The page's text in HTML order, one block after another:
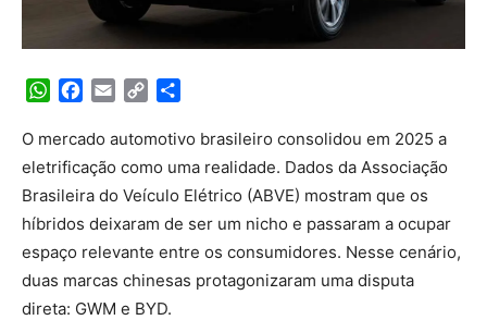
WhatsApp
Facebook
Email Copy
O mercado automotivo brasileiro consolidou em 2025 a
eletrificação como uma realidade. Dados da Associação
Brasileira do Veículo Elétrico (ABVE) mostram que os
híbridos deixaram de ser um nicho e passaram a ocupar
espaço relevante entre os consumidores. Nesse cenário,
duas marcas chinesas protagonizaram uma disputa
direta: GWM e BYD.